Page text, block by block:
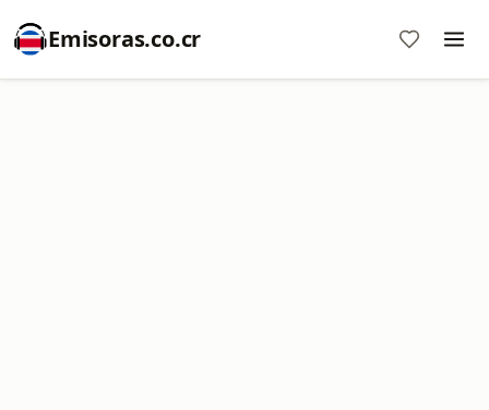
Emisoras.co.cr